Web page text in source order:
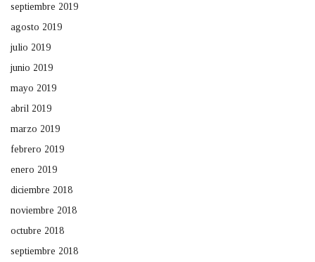
septiembre 2019
agosto 2019
julio 2019
junio 2019
mayo 2019
abril 2019
marzo 2019
febrero 2019
enero 2019
diciembre 2018
noviembre 2018
octubre 2018
septiembre 2018